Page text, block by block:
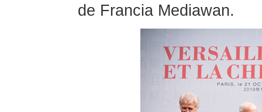
de Francia Mediawan.